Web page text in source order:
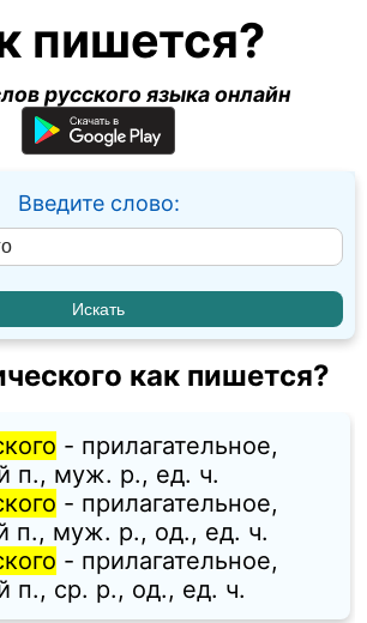
пишется?
русского языка онлайн
Введите слово:
как пишется?
- прилагательное,
п., муж. p., ед. ч.
- прилагательное,
п., муж. p., од., ед. ч.
- прилагательное,
п., ср. p., од., ед. ч.